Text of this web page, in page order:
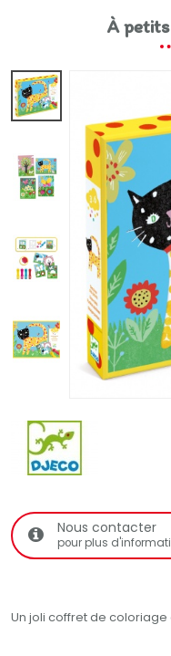
À
Nous contacter
pour plus
Un joli coffret de coloriage